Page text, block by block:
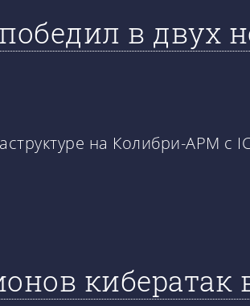
в двух
на Колибри-АРМ с
кибератак